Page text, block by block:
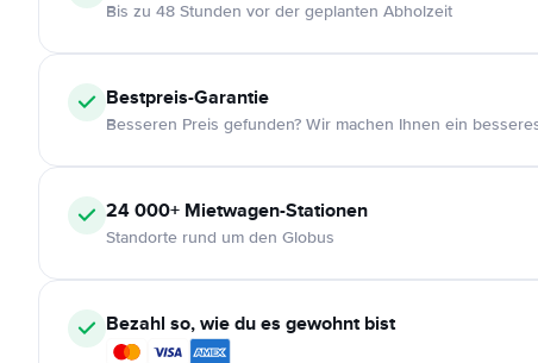
Bis zu 48 Stunden vor der geplanten Abholzeit
Bestpreis-Garantie
Besseren Preis gefunden? Wir machen Ihnen ein
24 000+ Mietwagen-Stationen
Standorte rund um den Globus
Bezahl so, wie du es gewohnt bist